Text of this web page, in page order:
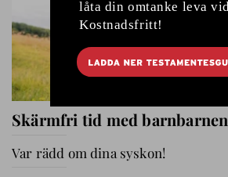
Skärmfri tid med barnbarnen
Var rädd om dina syskon!